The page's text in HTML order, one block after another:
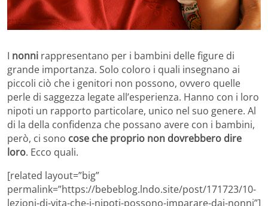
I nonni rappresentano per i bambini delle figure di
grande importanza. Solo coloro i quali insegnano ai
piccoli ciò che i genitori non possono, ovvero quelle
perle di saggezza legate all’esperienza. Hanno con i loro
nipoti un rapporto particolare, unico nel suo genere. Al
di la della confidenza che possano avere con i bambini,
però, ci sono cose che proprio non dovrebbero dire
loro. Ecco quali.
[related layout=”big”
permalink=”https://bebeblog.lndo.site/post/171723/10-
lezioni-di-vita-che-i-nipoti-possono-imparare-dai-nonni”]